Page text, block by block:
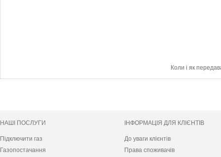
Коли і як
НАШІ ПОСЛУГИ
Підключити газ
Газопостачання
ІНФОРМАЦІЯ ДЛЯ КЛІЄНТІВ
До уваги клієнтів
Права споживачів